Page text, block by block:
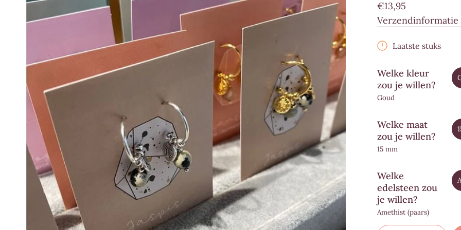
Normale
prijs
€13,95
Verzendinformatie
Laatste stuks
Welke kleur
zou je willen?
Goud
Welke maat
zou je willen?
15 mm
Welke
edelsteen zou
je willen?
Amethist (paars)